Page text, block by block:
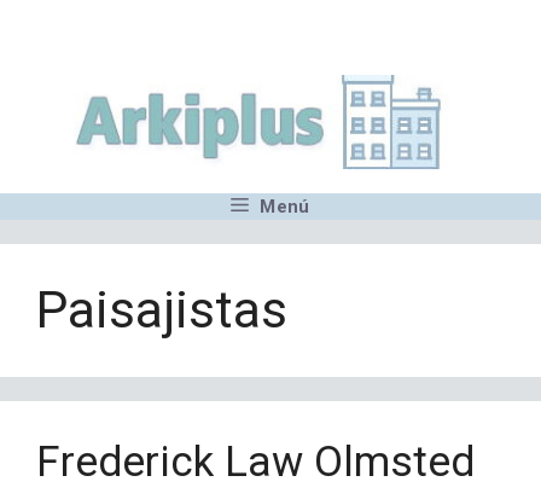
contenido
Menú
Paisajistas
Frederick Law Olmsted